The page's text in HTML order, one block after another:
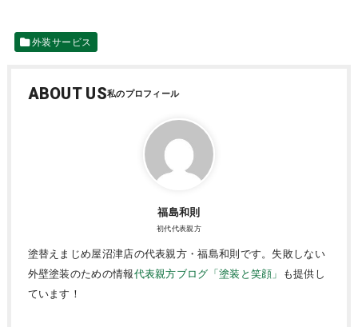
外装サービス
ABOUT US
福島和則
初代代表親方
塗替えまじめ屋沼津店の代表親方・福島和則です。失敗しない
外壁塗装のための情報代表親方ブログ「塗装と笑顔」
も提供し
ています！